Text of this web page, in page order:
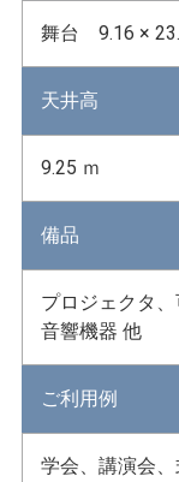
舞台 9.16 ×
天井高
9.25 ｍ
備品
プロジェクタ
音響機器 他
ご利用例
学会、講演会